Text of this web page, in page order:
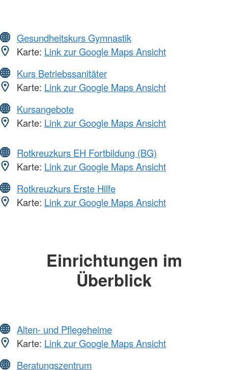
Gesundheitskurs Gymnastik
Karte: Link zur Google Maps Ansicht
Kurs Betriebssanitäter
Karte: Link zur Google Maps Ansicht
Kursangebote
Karte: Link zur Google Maps Ansicht
Rotkreuzkurs EH Fortbildung (BG)
Karte: Link zur Google Maps Ansicht
Rotkreuzkurs Erste Hilfe
Karte: Link zur Google Maps Ansicht
Einrichtungen im
Überblick
Alten- und Pflegeheime
Karte: Link zur Google Maps Ansicht
Beratungszentrum